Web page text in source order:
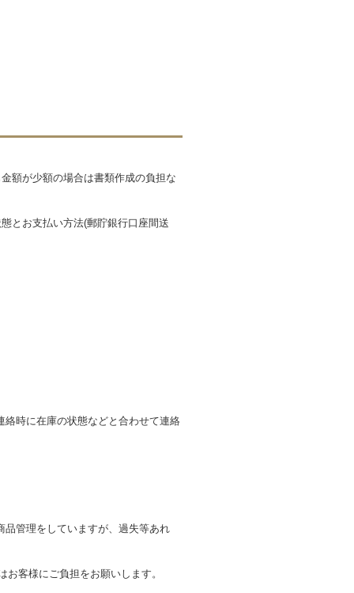
額が少額の場合は書類作成の負担な
とお支払い方法(郵貯銀行口座間送
時に在庫の状態などと合わせて連絡
管理をしていますが、過失等あれ
客様にご負担をお願いします。